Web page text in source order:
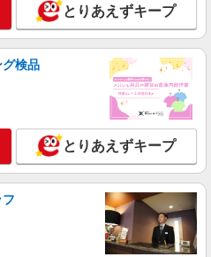
業）/テレフォンオペレーター
★交通費規定に基づき交通費支給
（大門駅）
詳細を見る
ター/KT6001174525
業）
★交通費規定に基づき交通費支給
区（東京メトロ銀座線外苑前駅）
とりあえずキープ
検品
とりあえずキープ